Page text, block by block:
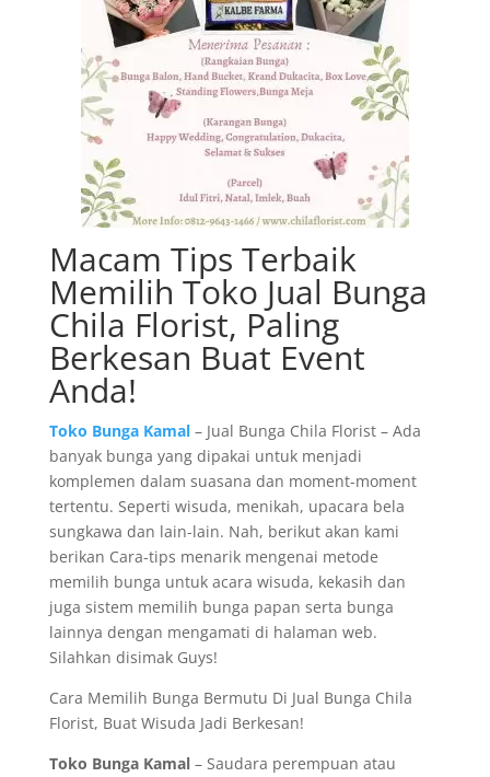
Macam Tips Terbaik
Memilih Toko Jual Bunga
Chila Florist, Paling
Berkesan Buat Event
Anda!
Toko Bunga Kamal– Jual Bunga Chila Florist – Ada
banyak bunga yang dipakai untuk menjadi
komplemen dalam suasana dan moment-moment
tertentu. Seperti wisuda, menikah, upacara bela
sungkawa dan lain-lain. Nah, berikut akan kami
berikan Cara-tips menarik mengenai metode
memilih bunga untuk acara wisuda, kekasih dan
juga sistem memilih bunga papan serta bunga
lainnya dengan mengamati di halaman web.
Silahkan disimak Guys!
Cara Memilih Bunga Bermutu Di Jual Bunga Chila
Florist, Buat Wisuda Jadi Berkesan!
Toko Bunga Kamal– Saudara perempuan atau